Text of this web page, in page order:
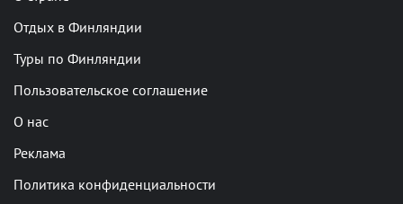
Отдых в Финляндии
Туры по Финляндии
Пользовательское соглашение
О нас
Реклама
Политика конфиденциальности